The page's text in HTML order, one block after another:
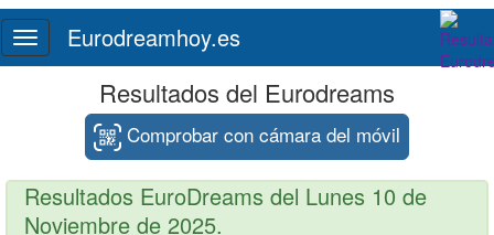
Toggle
navigation
Eurodreamhoy.es
Resultados del Eurodreams
Comprobar con cámara del móvil
Resultados EuroDreams del Lunes 10 de
Noviembre de 2025.